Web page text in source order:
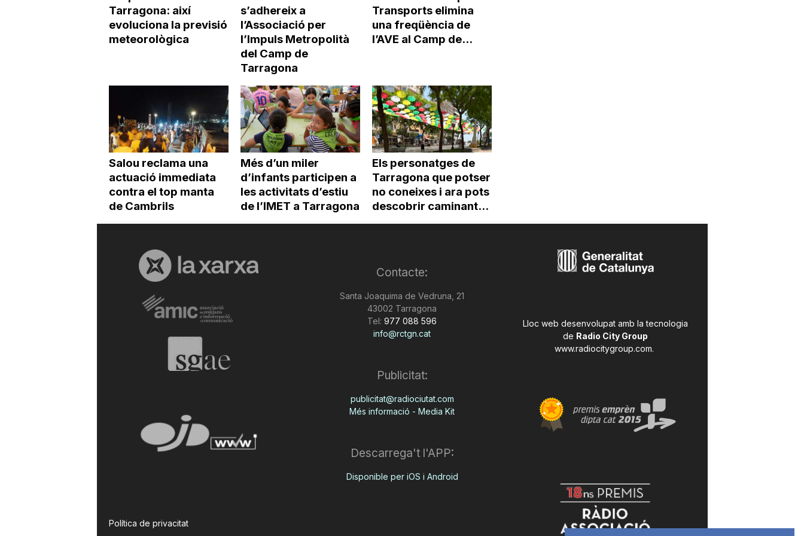
Tarragona: així
evoluciona la previsió
meteorològica
s’adhereix a
l’Associació per
l’Impuls Metropolità
del Camp de
Tarragona
Transports elimina
una freqüència de
l’AVE al Camp de...
Salou reclama una
actuació immediata
contra el top manta
de Cambrils
Més d’un miler
d’infants participen a
les activitats d’estiu
de l’IMET a Tarragona
Els personatges de
Tarragona que potser
no coneixes i ara pots
descobrir caminant...
Política de privacitat
Contacte:
Santa Joaquima de Vedruna, 21
43002 Tarragona
Tel: 977 088 596
info@rctgn.cat
Publicitat:
publicitat@radiociutat.com
Més informació - Media Kit
Descarrega't l'APP:
Disponible per iOS i Android
Lloc web desenvolupat amb la tecnologia
de Radio City Group
www.radiocitygroup.com.